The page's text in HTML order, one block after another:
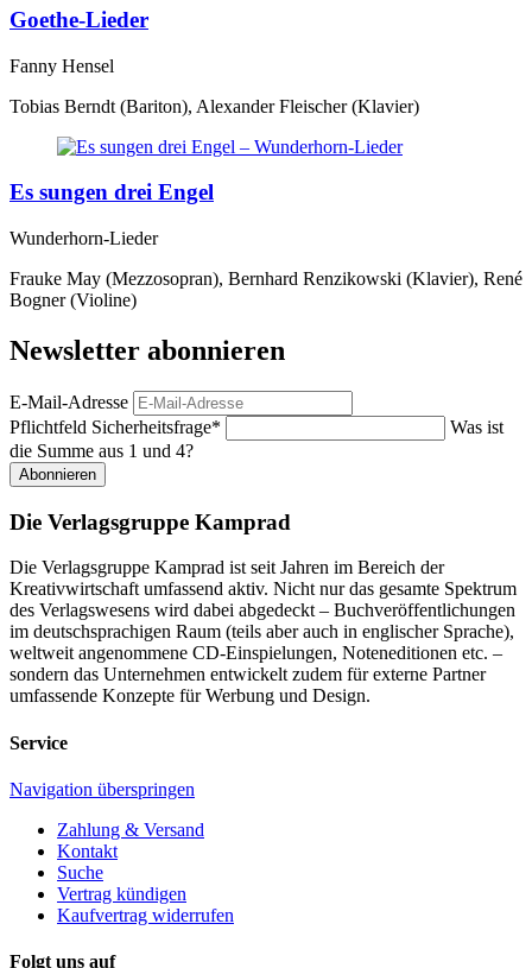
Goethe-Lieder
Fanny Hensel
Tobias Berndt (Bariton), Alexander Fleischer (Klavier)
Es sungen drei Engel
Wunderhorn-Lieder
Frauke May (Mezzosopran), Bernhard Renzikowski (Klavier), René
Bogner (Violine)
Newsletter abonnieren
E-Mail-Adresse
Pflichtfeld Sicherheitsfrage*
Was ist
die Summe aus 1 und 4?
Abonnieren
Die Verlagsgruppe Kamprad
Die Verlagsgruppe Kamprad ist seit Jahren im Bereich der
Kreativwirtschaft umfassend aktiv. Nicht nur das gesamte Spektrum
des Verlagswesens wird dabei abgedeckt – Buchveröffentlichungen
im deutschsprachigen Raum (teils aber auch in englischer Sprache),
weltweit angenommene CD-Einspielungen, Noteneditionen etc. –
sondern das Unternehmen entwickelt zudem für externe Partner
umfassende Konzepte für Werbung und Design.
Service
Navigation überspringen
Zahlung & Versand
Kontakt
Suche
Vertrag kündigen
Kaufvertrag widerrufen
Folgt uns auf